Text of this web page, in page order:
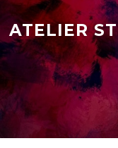
Hopp
til
innholdet
ATELIER